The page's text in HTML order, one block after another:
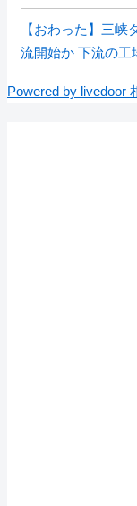
【おわった】三
流開始か 下流の工
Powered by livedoor